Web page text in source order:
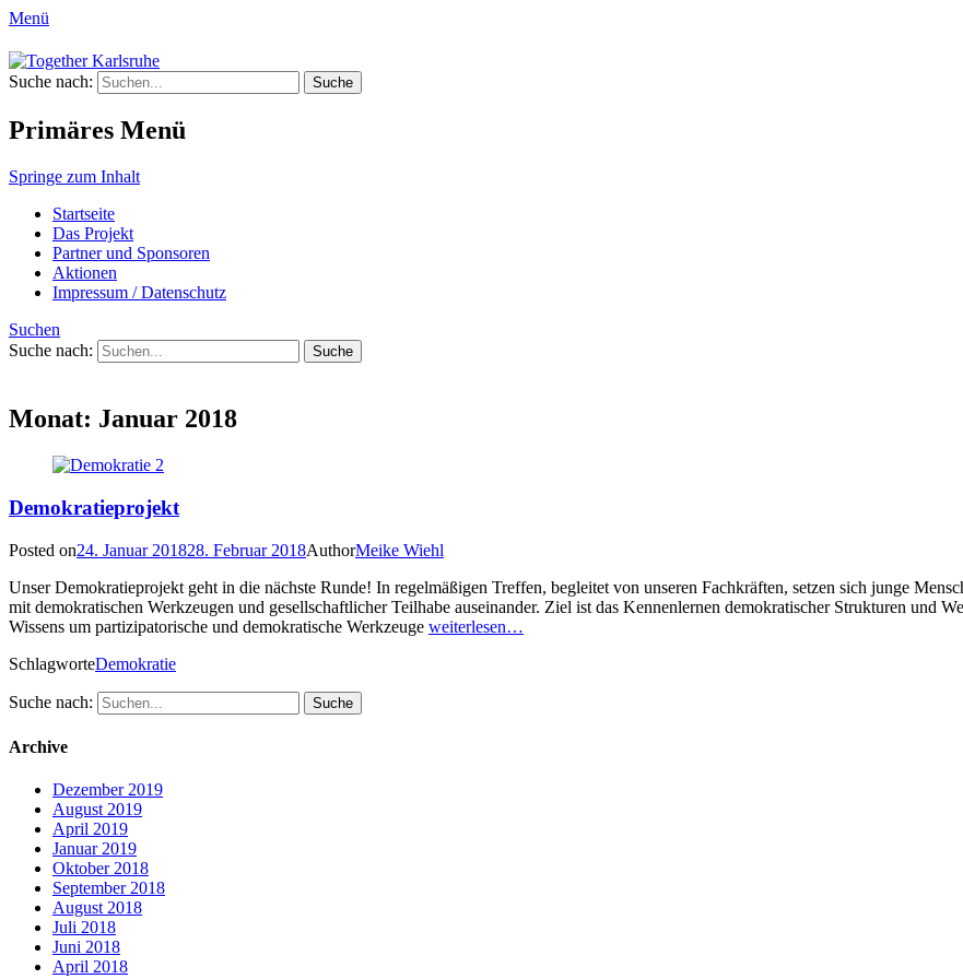
Menü
Together Karlsruhe
Integration von jungen Menschen mit Fluchterfahrung und Migrationshintergrund
Suche nach:
Primäres Menü
Springe zum Inhalt
Startseite
Das Projekt
Partner und Sponsoren
Aktionen
Impressum / Datenschutz
Suchen
Suche nach:
Monat: Januar 2018
Demokratieprojekt
Posted on24. Januar 201828. Februar 2018AuthorMeike Wiehl
Unser Demokratieprojekt geht in die nächste Runde! In regelmäßigen Treffen, begleitet von unseren Fachkräften, setzen sich junge
mit demokratischen Werkzeugen und gesellschaftlicher Teilhabe auseinander. Ziel ist das Kennenlernen demokratischer Strukturen und
Wissens um partizipatorische und demokratische Werkzeuge weiterlesen…
SchlagworteDemokratie
Suche nach:
Archive
Dezember 2019
August 2019
April 2019
Januar 2019
Oktober 2018
September 2018
August 2018
Juli 2018
Juni 2018
April 2018